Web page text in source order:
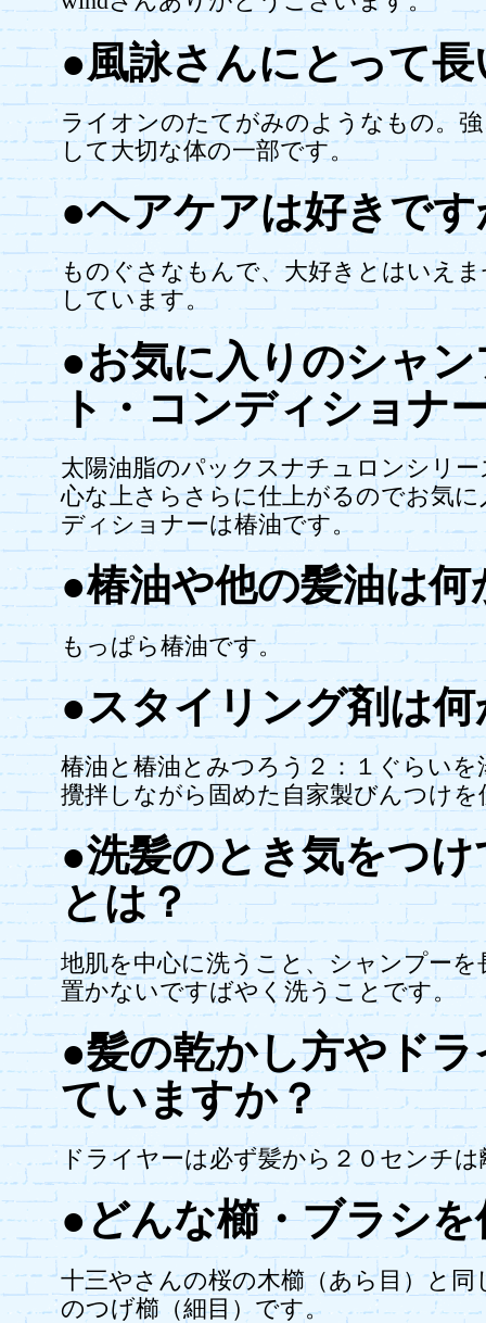
●風詠さんにとって
ライオンのたてがみのようなもの。
して大切な体の一部です。
●ヘアケアは好きで
ものぐさなもんで、大好きとはいえ
しています。
●お気に入りのシャ
ト・コンディショナ
太陽油脂のパックスナチュロンシリ
心な上さらさらに仕上がるのでお気
ディショナーは椿油です。
●椿油や他の髪油は
もっぱら椿油です。
●スタイリング剤は
椿油と椿油とみつろう２：１ぐらい
攪拌しながら固めた自家製びんつけ
●洗髪のとき気をつ
とは？
地肌を中心に洗うこと、シャンプー
置かないですばやく洗うことです。
●髪の乾かし方やド
ていますか？
ドライヤーは必ず髪から２０センチ
●どんな櫛・ブラシ
十三やさんの桜の木櫛（あら目）と同
のつげ櫛（細目）です。